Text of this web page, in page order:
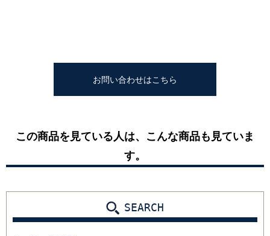
お問い合わせはこちら
この商品を見ている人は、こんな商品も見ていま
す。
SEARCH